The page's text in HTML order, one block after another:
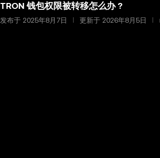
TRON 钱包权限被转移怎么办 ?
发布于 2025年8月7日 更新于 2026年8月5日